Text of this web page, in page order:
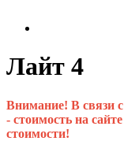
Лайт 4
Внимание! В связи
- стоимость на
стоимости!